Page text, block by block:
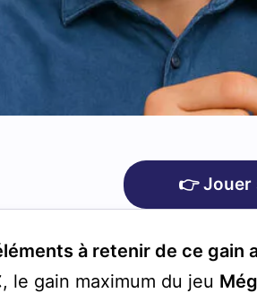
👉 Jouer
à retenir de ce gain
, le gain maximum du jeu